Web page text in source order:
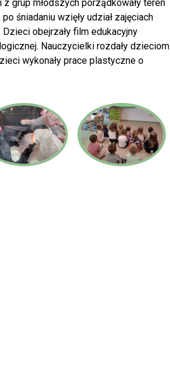
grup młodszych porządkowały teren
śniadaniu wzięły udział zajęciach
obejrzały film edukacyjny
Nauczycielki rozdały dzieciom
wykonały prace plastyczne o